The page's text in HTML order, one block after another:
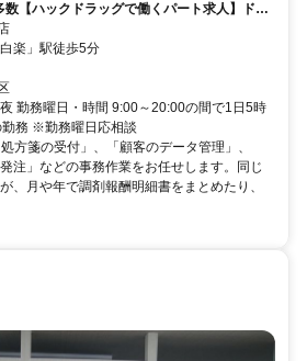
【ハックドラッグで働くパート求人】ドラ
楽」駅徒歩5分
勤務曜日・時間 9:00～20:00の間で1日5時
務 ※勤務曜日応相談
方箋の受付」、「顧客のデータ管理」、
注」などの事務作業をお任せします。同じ
、月や年で調剤報酬明細書をまとめたり、